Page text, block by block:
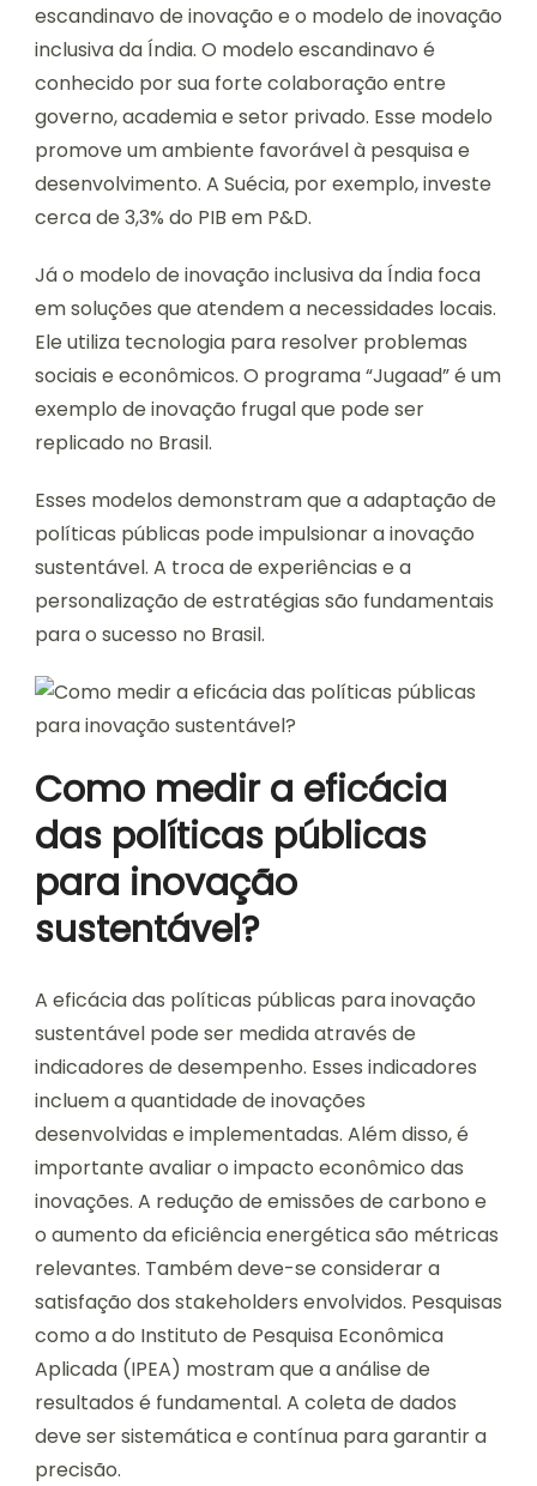
escandinavo de inovação e o modelo de inovação
inclusiva da Índia. O modelo escandinavo é
conhecido por sua forte colaboração entre
governo, academia e setor privado. Esse modelo
promove um ambiente favorável à pesquisa e
desenvolvimento. A Suécia, por exemplo, investe
cerca de 3,3% do PIB em P&D.
Já o modelo de inovação inclusiva da Índia foca
em soluções que atendem a necessidades locais.
Ele utiliza tecnologia para resolver problemas
sociais e econômicos. O programa “Jugaad” é um
exemplo de inovação frugal que pode ser
replicado no Brasil.
Esses modelos demonstram que a adaptação de
políticas públicas pode impulsionar a inovação
sustentável. A troca de experiências e a
personalização de estratégias são fundamentais
para o sucesso no Brasil.
Como medir a eficácia
das políticas públicas
para inovação
sustentável?
A eficácia das políticas públicas para inovação
sustentável pode ser medida através de
indicadores de desempenho. Esses indicadores
incluem a quantidade de inovações
desenvolvidas e implementadas. Além disso, é
importante avaliar o impacto econômico das
inovações. A redução de emissões de carbono e
o aumento da eficiência energética são métricas
relevantes. Também deve-se considerar a
satisfação dos stakeholders envolvidos. Pesquisas
como a do Instituto de Pesquisa Econômica
Aplicada (IPEA) mostram que a análise de
resultados é fundamental. A coleta de dados
deve ser sistemática e contínua para garantir a
precisão.